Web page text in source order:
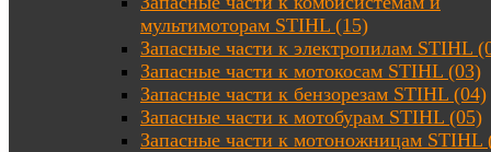
мультимоторам STIHL (15)
Запасные части к электропилам STIHL
Запасные части к мотокосам STIHL (03)
Запасные части к бензорезам STIHL (04)
Запасные части к мотобурам STIHL (05)
Запасные части к мотоножницам STIHL